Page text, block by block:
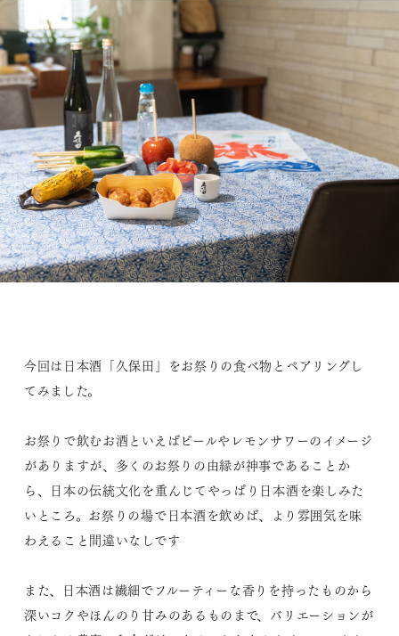
今回は日本酒「久保田」をお祭りの食べ物とペアリングし
てみました。
お祭りで飲むお酒といえばビールやレモンサワーのイメージ
がありますが、多くのお祭りの由縁が神事であることか
ら、日本の伝統文化を重んじてやっぱり日本酒を楽しみた
いところ。お祭りの場で日本酒を飲めば、より雰囲気を味
わえること間違いなしです
また、日本酒は繊細でフルーティーな香りを持ったものから
深いコクやほんのり甘みのあるものまで、バリエーションが